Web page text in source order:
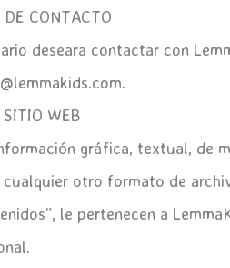
CONTACTO
deseara contactar con
SITIO WEB
gráfica, textual, de
cualquier otro formato de
le pertenecen a